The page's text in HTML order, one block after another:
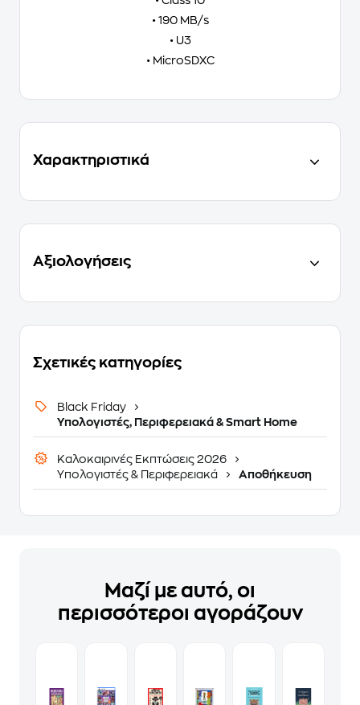
• 190 MB/s
• U3
• MicroSDXC
Χαρακτηριστικά
Αξιολογήσεις
Σχετικές κατηγορίες
Black Friday
Υπολογιστές, Περιφερειακά & Smart Home
Καλοκαιρινές Εκπτώσεις 2026
Υπολογιστές & Περιφερειακά
Αποθήκευση
Μαζί με αυτό, οι
περισσότεροι αγοράζουν